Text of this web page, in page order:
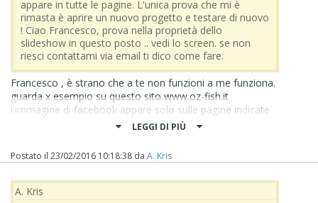
appare in tutte le pagine. L'unica prova che mi è
rimasta è aprire un nuovo progetto e testare di nuovo
! Ciao Francesco, prova nella proprietà dello
slideshow in questo posto .. vedi lo screen. se non
riesci contattami via email ti dico come fare.
Francesco , è strano che a te non funzioni a me funziona.
guarda x esempio su questo sito www.oz-fish.it
l'immagine di facebook appare solo sulle pagine indicate
da me ... foto, video, comntatti e non in tutte le pagine ,
x esempio nel menu "contatti" si cambiano le
immagini dello slideshow rispetto alle altre pagine. quindi
dello slideshow ;))
LEGGI DI PIÙ
Postato il 23/02/2016 10:18:38 da A. Kris
A. Kris